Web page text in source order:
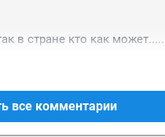
в стране кто как может.....
все комментарии